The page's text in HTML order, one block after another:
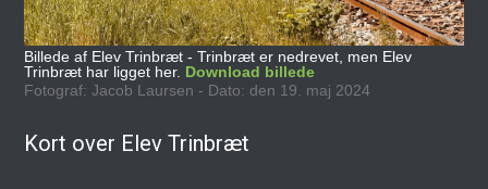
Billede af Elev Trinbræt - Trinbræt er nedrevet, men Elev
Trinbræt har ligget her. Download billede
Fotograf: Jacob Laursen - Dato: den 19. maj 2024
Kort over Elev Trinbræt